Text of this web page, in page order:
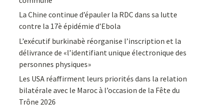
La Chine continue d’épauler la RDC dans sa lutte
contre la 17è épidémie d’Ebola
L’exécutif burkinabè réorganise l’inscription et la
délivrance de «l’identifiant unique électronique des
personnes physiques»
Les USA réaffirment leurs priorités dans la relation
bilatérale avec le Maroc à l’occasion de la Fête du
Trône 2026